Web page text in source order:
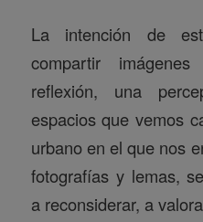
La intención de
compartir
reflexión, una
espacios que vemos
urbano en el que nos
fotografías y lemas,
a reconsiderar, a